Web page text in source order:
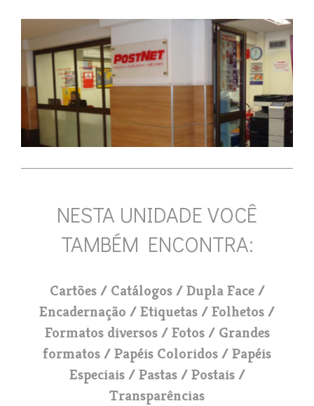
Cartões Catálogos
Dupla Face
Encadernação
Etiquetas
Folhetos
Formatos diversos
Fotos
Grandes
formatos
Papéis Coloridos
Papéis
Especiais
Pastas
Postais
Transparências